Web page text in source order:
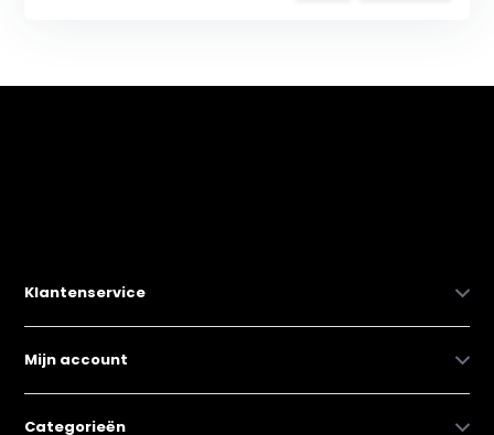
Klantenservice
Mijn account
Categorieën